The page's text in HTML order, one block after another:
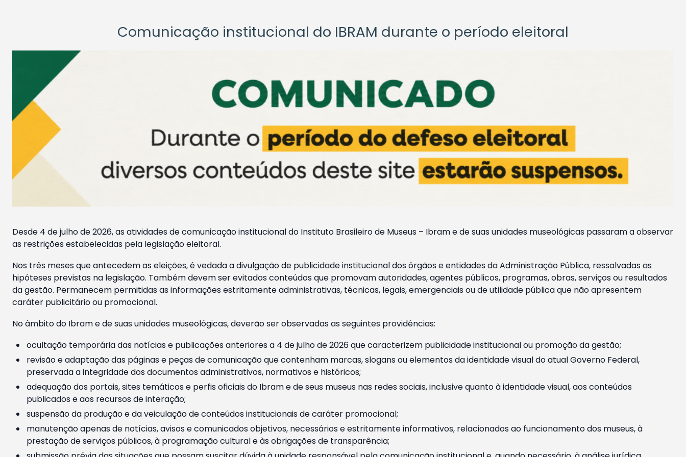
Comunicação institucional do IBRAM durante o período eleitoral
Desde 4 de julho de 2026, as atividades de comunicação institucional do Instituto Brasileiro de Museus – Ibram e de suas unidades museológicas passaram a observar
as restrições estabelecidas pela legislação eleitoral.
Nos três meses que antecedem as eleições, é vedada a divulgação de publicidade institucional dos órgãos e entidades da Administração Pública, ressalvadas as
hipóteses previstas na legislação. Também devem ser evitados conteúdos que promovam autoridades, agentes públicos, programas, obras, serviços ou resultados
da gestão. Permanecem permitidas as informações estritamente administrativas, técnicas, legais, emergenciais ou de utilidade pública que não apresentem
caráter publicitário ou promocional.
No âmbito do Ibram e de suas unidades museológicas, deverão ser observadas as seguintes providências:
ocultação temporária das notícias e publicações anteriores a 4 de julho de 2026 que caracterizem publicidade institucional ou promoção da gestão;
revisão e adaptação das páginas e peças de comunicação que contenham marcas, slogans ou elementos da identidade visual do atual Governo Federal,
preservada a integridade dos documentos administrativos, normativos e históricos;
adequação dos portais, sites temáticos e perfis oficiais do Ibram e de seus museus nas redes sociais, inclusive quanto à identidade visual, aos conteúdos
publicados e aos recursos de interação;
suspensão da produção e da veiculação de conteúdos institucionais de caráter promocional;
manutenção apenas de notícias, avisos e comunicados objetivos, necessários e estritamente informativos, relacionados ao funcionamento dos museus, à
prestação de serviços públicos, à programação cultural e às obrigações de transparência;